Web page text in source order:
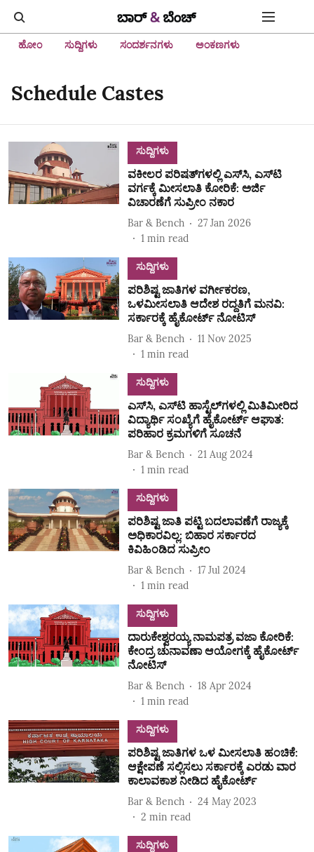
ಹೋಂ ಸುದ್ದಿಗಳು ಸಂದರ್ಶನಗಳು ಅಂಕಣಗಳು
Schedule Castes
ಸುದ್ದಿಗಳು
ವಕೀಲರ ಪರಿಷತ್‌ಗಳಲ್ಲಿ ಎಸ್‌ಸಿ, ಎಸ್‌ಟಿ
ವರ್ಗಕ್ಕೆ ಮೀಸಲಾತಿ ಕೋರಿಕೆ: ಅರ್ಜಿ
ವಿಚಾರಣೆಗೆ ಸುಪ್ರೀಂ ನಕಾರ
Bar & Bench
27 Jan 2026
1 min read
ಸುದ್ದಿಗಳು
ಪರಿಶಿಷ್ಟ ಜಾತಿಗಳ ವರ್ಗೀಕರಣ,
ಒಳಮೀಸಲಾತಿ ಆದೇಶ ರದ್ದತಿಗೆ ಮನವಿ:
ಸರ್ಕಾರಕ್ಕೆ ಹೈಕೋರ್ಟ್‌ ನೋಟಿಸ್‌
Bar & Bench
11 Nov 2025
1 min read
ಸುದ್ದಿಗಳು
ಎಸ್‌ಸಿ, ಎಸ್‌ಟಿ ಹಾಸ್ಟೆಲ್‌ಗಳಲ್ಲಿ ಮಿತಿಮೀರಿದ
ವಿದ್ಯಾರ್ಥಿ ಸಂಖ್ಯೆಗೆ ಹೈಕೋರ್ಟ್‌ ಆಘಾತ:
ಪರಿಹಾರ ಕ್ರಮಗಳಿಗೆ ಸೂಚನೆ
Bar & Bench
21 Aug 2024
1 min read
ಸುದ್ದಿಗಳು
ಪರಿಶಿಷ್ಟ ಜಾತಿ ಪಟ್ಟಿ ಬದಲಾವಣೆಗೆ ರಾಜ್ಯಕ್ಕೆ
ಅಧಿಕಾರವಿಲ್ಲ: ಬಿಹಾರ ಸರ್ಕಾರದ
ಕಿವಿಹಿಂಡಿದ ಸುಪ್ರೀಂ
Bar & Bench
17 Jul 2024
1 min read
ಸುದ್ದಿಗಳು
ದಾರುಕೇಶ್ವರಯ್ಯ ನಾಮಪತ್ರ ವಜಾ ಕೋರಿಕೆ:
ಕೇಂದ್ರ ಚುನಾವಣಾ ಆಯೋಗಕ್ಕೆ ಹೈಕೋರ್ಟ್‌
ನೋಟಿಸ್‌
Bar & Bench
18 Apr 2024
1 min read
ಸುದ್ದಿಗಳು
ಪರಿಶಿಷ್ಟ ಜಾತಿಗಳ ಒಳ ಮೀಸಲಾತಿ ಹಂಚಿಕೆ:
ಆಕ್ಷೇಪಣೆ ಸಲ್ಲಿಸಲು ಸರ್ಕಾರಕ್ಕೆ ಎರಡು ವಾರ
ಕಾಲಾವಕಾಶ ನೀಡಿದ ಹೈಕೋರ್ಟ್‌
Bar & Bench
24 May 2023
2 min read
ಸುದ್ದಿಗಳು